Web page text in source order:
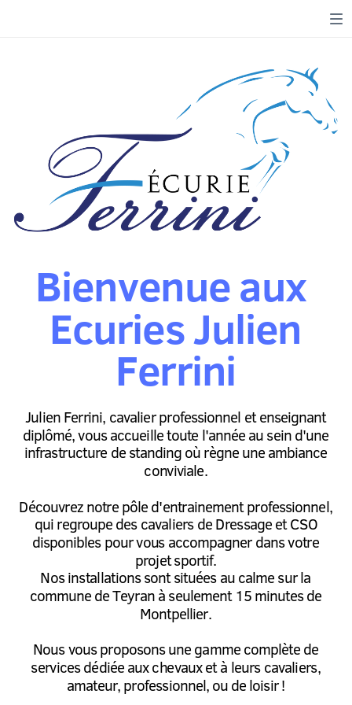
Bienvenue aux
Ecuries Julien
Ferrini
Julien Ferrini, cavalier professionnel et enseignant
diplômé, vous accueille toute l'année au sein d'une
infrastructure de standing où règne une ambiance
conviviale.
Découvrez notre pôle d'entrainement professionnel,
qui regroupe des cavaliers de Dressage et CSO
disponibles pour vous accompagner dans votre
projet sportif.
​Nos installations sont situées au calme sur la
commune de Teyran à seulement 15 minutes de
Montpellier.
Nous vous proposons une gamme complète de
services dédiée aux chevaux et à leurs cavaliers,
amateur, professionnel, ou de loisir !